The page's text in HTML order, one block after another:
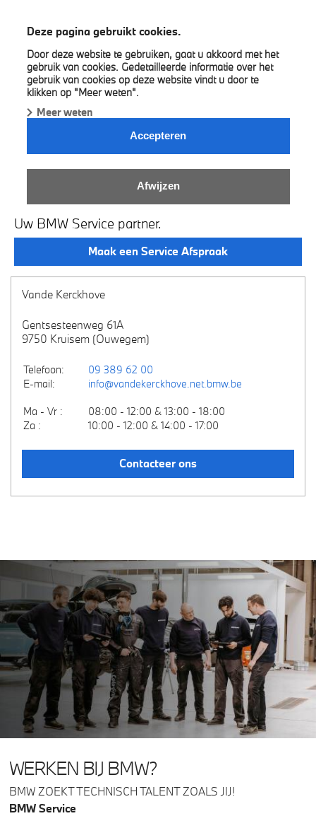
Deze pagina gebruikt cookies.
Door deze website te gebruiken, gaat u akkoord met het
gebruik van cookies. Gedetailleerde informatie over het
gebruik van cookies op deze website vindt u door te
klikken op "Meer weten".
Meer weten
Accepteren
Afwijzen
WELKOM BIJ VANDE
KERCKHOVE.
Uw BMW Service partner.
Maak een Service Afspraak
Vande Kerckhove
Gentsesteenweg 61A
9750 Kruisem (Ouwegem)
Telefoon:
09 389 62 00
E-mail:
info@vandekerckhove.net.bmw.be
Ma - Vr :
08:00 - 12:00 & 13:00 - 18:00
Za :
10:00 - 12:00 & 14:00 - 17:00
Contacteer ons
WERKEN BIJ BMW?
BMW ZOEKT TECHNISCH TALENT ZOALS JIJ!
BMW Service